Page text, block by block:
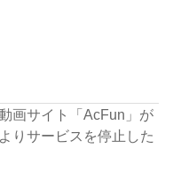
画サイト「AcFun」が
りサービスを停止した